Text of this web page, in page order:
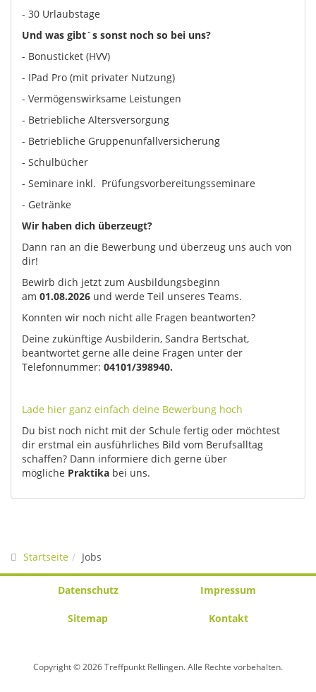
- 30 Urlaubstage
Und was gibt´s sonst noch so bei uns?
- Bonusticket (HVV)
- IPad Pro (mit privater Nutzung)
- Vermögenswirksame Leistungen
- Betriebliche Altersversorgung
- Betriebliche Gruppenunfallversicherung
- Schulbücher
- Seminare inkl. Prüfungsvorbereitungsseminare
- Getränke
Wir haben dich überzeugt?
Dann ran an die Bewerbung und überzeug uns auch von
dir!
Bewirb dich jetzt zum Ausbildungsbeginn
am 01.08.2026 und werde Teil unseres Teams.
Konnten wir noch nicht alle Fragen beantworten?
Deine zukünftige Ausbilderin, Sandra Bertschat,
beantwortet gerne alle deine Fragen unter der
Telefonnummer: 04101/398940.
Lade hier ganz einfach deine Bewerbung hoch
Du bist noch nicht mit der Schule fertig oder möchtest
dir erstmal ein ausführliches Bild vom Berufsalltag
schaffen? Dann informiere dich gerne über
mögliche Praktika bei uns.
Startseite Jobs
Datenschutz Impressum
Sitemap Kontakt
Copyright © 2026 Treffpunkt Rellingen. Alle Rechte vorbehalten.